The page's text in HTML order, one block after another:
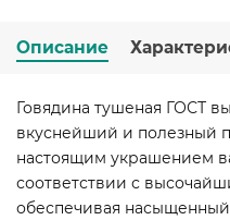
Описание
Говядина тушеная ГОСТ
вкуснейший и полезный
настоящим украшением
соответствии с
обеспечивая насыщенный